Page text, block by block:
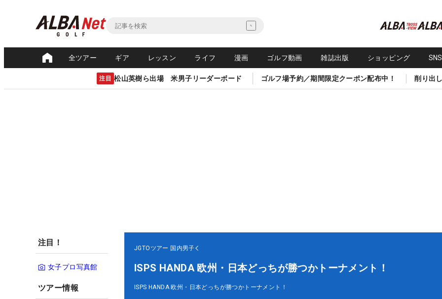
全ツアー ギア レッスン ライフ 漫画 ゴルフ動画 雑誌出版 ショッピング
注目 松山英樹ら出場 米男子リーダーボード ゴルフ場予約／期間限定クーポン配布中！ 削り出
注目！
女子プロ写真館
ツアー情報
JGTOツアー 国内男子
ISPS HANDA 欧州・日本どっちが勝つかトーナメント！
ISPS HANDA 欧州・日本どっちが勝つかトーナメント！